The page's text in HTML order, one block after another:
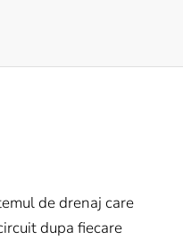
de drenaj care
dupa fiecare